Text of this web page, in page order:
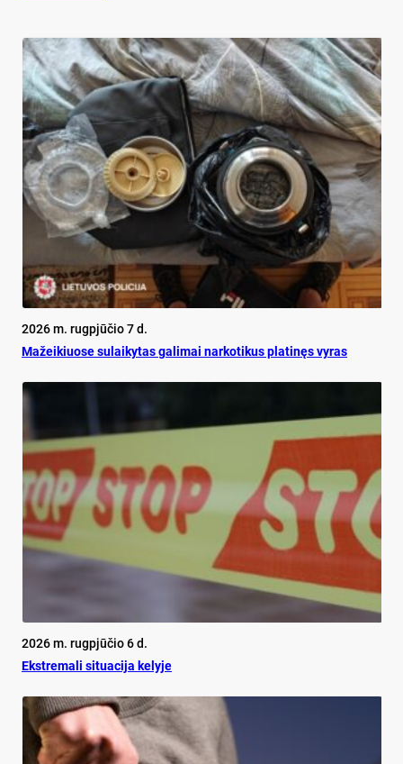
2026 m. rugpjūčio 7 d.
Mažeikiuose sulaikytas galimai narkotikus platinęs vyras
2026 m. rugpjūčio 6 d.
Ekst­re­ma­li si­tua­ci­ja ke­ly­je